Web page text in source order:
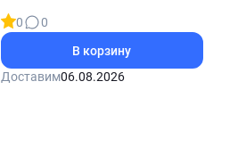
0
0
В корзину
Доставим06.08.2026